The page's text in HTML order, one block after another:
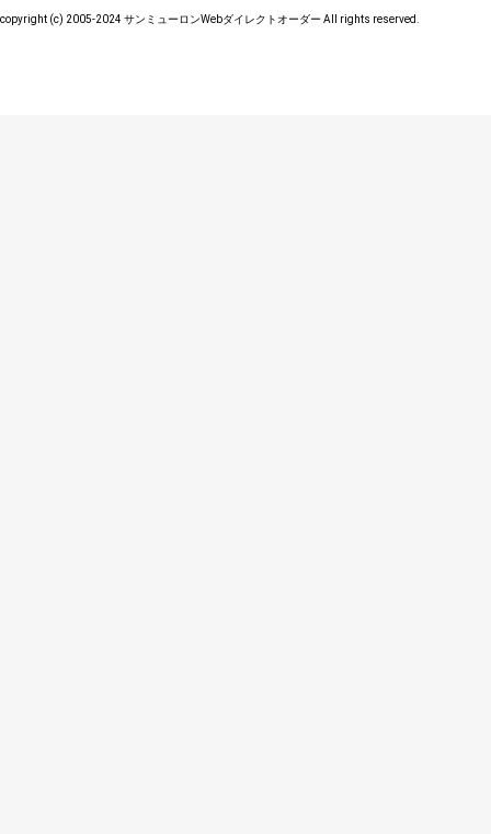
copyright (c) 2005-2024 サンミューロンWebダイレクトオーダー All rights reserved.